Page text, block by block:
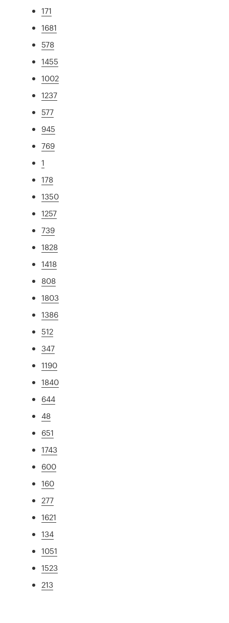
171
1681
578
1455
1002
1237
577
945
769
1
178
1350
1257
739
1828
1418
808
1803
1386
512
347
1190
1840
644
48
651
1743
600
160
277
1621
134
1051
1523
213